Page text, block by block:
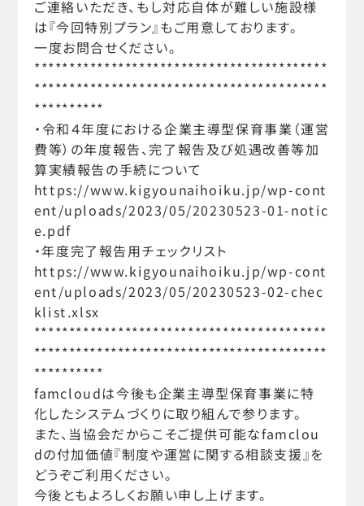
ご連絡いただき、もし対応自体が難しい施設様
は『今回特別プラン』もご用意しております。
一度お問合せください。
******************************************
******************************************
**********
・令和４年度における企業主導型保育事業（運営
費等）の年度報告、完了報告及び処遇改善等加
算実績報告の手続について
https://www.kigyounaihoiku.jp/wp-cont
ent/uploads/2023/05/20230523-01-notic
e.pdf
・年度完了報告用チェックリスト
https://www.kigyounaihoiku.jp/wp-cont
ent/uploads/2023/05/20230523-02-chec
klist.xlsx
******************************************
******************************************
**********
famcloudは今後も企業主導型保育事業に特
化したシステムづくりに取り組んで参ります。
また、当協会だからこそご提供可能なfamclou
dの付加価値『制度や運営に関する相談支援』を
どうぞご利用ください。
今後ともよろしくお願い申し上げます。